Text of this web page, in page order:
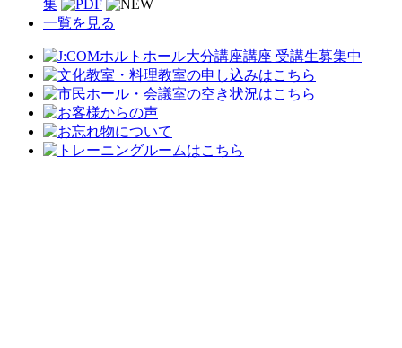
集
一覧を見る